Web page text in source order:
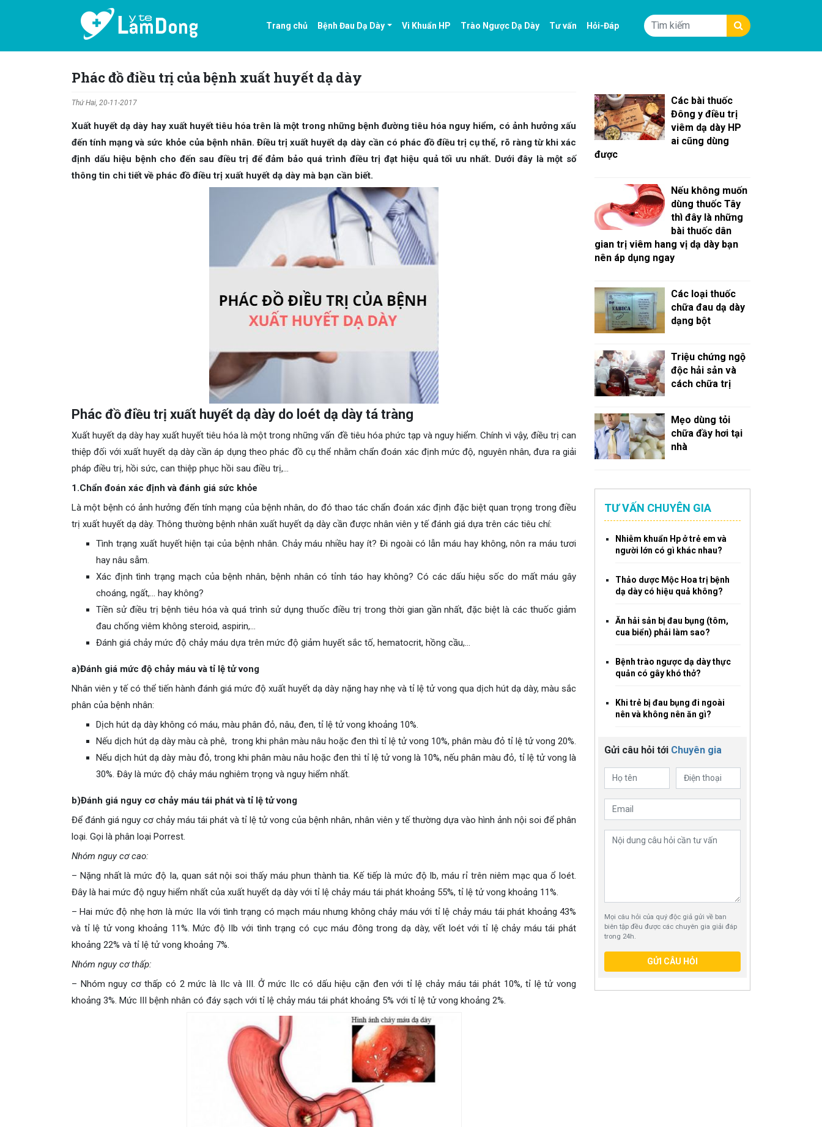
Trang chủ Bệnh Đau Dạ Dày Vi Khuẩn HP Trào Ngược Dạ Dày Tư vấn Hỏi-Đáp
Phác đồ điều trị của bệnh xuất huyết dạ dày
Thứ Hai, 20-11-2017
Xuất huyết dạ dày hay xuất huyết tiêu hóa trên là một trong những bệnh đường tiêu hóa nguy hiểm, có ảnh hưởng xấu
đến tính mạng và sức khỏe của bệnh nhân. Điều trị xuất huyết dạ dày cần có phác đồ điều trị cụ thể, rõ ràng từ khi xác
định dấu hiệu bệnh cho đến sau điều trị để đảm bảo quá trình điều trị đạt hiệu quả tối ưu nhất. Dưới đây là một số
thông tin chi tiết về phác đồ điều trị xuất huyết dạ dày mà bạn cần biết.
Phác đồ điều trị xuất huyết dạ dày do loét dạ dày tá tràng
Xuất huyết dạ dày hay xuất huyết tiêu hóa là một trong những vấn đề tiêu hóa phức tạp và nguy hiểm. Chính vì vậy, điều trị can
thiệp đối với xuất huyết dạ dày cần áp dụng theo phác đồ cụ thể nhằm chẩn đoán xác định mức độ, nguyên nhân, đưa ra giải
pháp điều trị, hồi sức, can thiệp phục hồi sau điều trị,…
1.Chẩn đoán xác định và đánh giá sức khỏe
Là một bệnh có ảnh hưởng đến tính mạng của bệnh nhân, do đó thao tác chẩn đoán xác định đặc biệt quan trọng trong điều
trị xuất huyết dạ dày. Thông thường bệnh nhân xuất huyết dạ dày cần được nhân viên y tế đánh giá dựa trên các tiêu chí:
Tình trạng xuất huyết hiện tại của bệnh nhân. Chảy máu nhiều hay ít? Đi ngoài có lẫn máu hay không, nôn ra máu tươi
hay nâu sẫm.
Xác định tình trạng mạch của bệnh nhân, bệnh nhân có tỉnh táo hay không? Có các dấu hiệu sốc do mất máu gây
choáng, ngất,… hay không?
Tiền sử điều trị bệnh tiêu hóa và quá trình sử dụng thuốc điều trị trong thời gian gần nhất, đặc biệt là các thuốc giảm
đau chống viêm không steroid, aspirin,…
Đánh giá chảy mức độ chảy máu dựa trên mức độ giảm huyết sắc tố, hematocrit, hồng cầu,…
a)Đánh giá mức độ chảy máu và tỉ lệ tử vong
Nhân viên y tế có thể tiến hành đánh giá mức độ xuất huyết dạ dày nặng hay nhẹ và tỉ lệ tử vong qua dịch hút dạ dày, màu sắc
phân của bệnh nhân:
Dịch hút dạ dày không có máu, màu phân đỏ, nâu, đen, tỉ lệ tử vong khoảng 10%.
Nếu dịch hút dạ dày màu cà phê, trong khi phân màu nâu hoặc đen thì tỉ lệ tử vong 10%, phân màu đỏ tỉ lệ tử vong 20%.
Nếu dịch hút dạ dày màu đỏ, trong khi phân màu nâu hoặc đen thì tỉ lệ tử vong là 10%, nếu phân màu đỏ, tỉ lệ tử vong là
30%. Đây là mức độ chảy máu nghiêm trọng và nguy hiểm nhất.
b)Đánh giá nguy cơ chảy máu tái phát và tỉ lệ tử vong
Để đánh giá nguy cơ chảy máu tái phát và tỉ lệ tử vong của bệnh nhân, nhân viên y tế thường dựa vào hình ảnh nội soi để phân
loại. Gọi là phân loại Porrest.
Nhóm nguy cơ cao:
– Nặng nhất là mức độ Ia, quan sát nội soi thấy máu phun thành tia. Kế tiếp là mức độ Ib, máu rỉ trên niêm mạc qua ổ loét.
Đây là hai mức độ nguy hiểm nhất của xuất huyết dạ dày với tỉ lệ chảy máu tái phát khoảng 55%, tỉ lệ tử vong khoảng 11%.
– Hai mức độ nhẹ hơn là mức IIa với tình trạng có mạch máu nhưng không chảy máu với tỉ lệ chảy máu tái phát khoảng 43%
và tỉ lệ tử vong khoảng 11%. Mức độ IIb với tình trạng có cục máu đông trong dạ dày, vết loét với tỉ lệ chảy máu tái phát
khoảng 22% và tỉ lệ tử vong khoảng 7%.
Nhóm nguy cơ thấp:
– Nhóm nguy cơ thấp có 2 mức là IIc và III. Ở mức IIc có dấu hiệu cặn đen với tỉ lệ chảy máu tái phát 10%, tỉ lệ tử vong
khoảng 3%. Mức III bệnh nhân có đáy sạch với tỉ lệ chảy máu tái phát khoảng 5% với tỉ lệ tử vong khoảng 2%.
Các bài thuốc
Đông y điều trị
viêm dạ dày HP
ai cũng dùng
được
Nếu không muốn
dùng thuốc Tây
thì đây là những
bài thuốc dân
gian trị viêm hang vị dạ dày bạn
nên áp dụng ngay
Các loại thuốc
chữa đau dạ dày
dạng bột
Triệu chứng ngộ
độc hải sản và
cách chữa trị
Mẹo dùng tỏi
chữa đầy hơi tại
nhà
TƯ VẤN CHUYÊN GIA
Nhiễm khuẩn Hp ở trẻ em và
người lớn có gì khác nhau?
Thảo dược Mộc Hoa trị bệnh
dạ dày có hiệu quả không?
Ăn hải sản bị đau bụng (tôm,
cua biển) phải làm sao?
Bệnh trào ngược dạ dày thực
quản có gây khó thở?
Khi trẻ bị đau bụng đi ngoài
nên và không nên ăn gì?
Gửi câu hỏi tới Chuyên gia
Mọi câu hỏi của quý độc giả gửi về ban
biên tập đều được các chuyên gia giải đáp
trong 24h.
GỬI CÂU HỎI